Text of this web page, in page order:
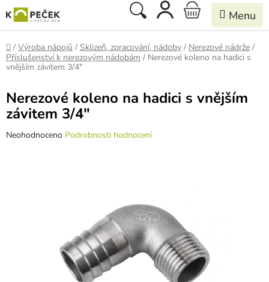
na
obsah
Hledat
NÁKUPNÍ
KOŠÍK
Domů
/ Výroba nápojů / Sklizeň, zpracování, nádoby / Nerezové nádrže /
Příslušenství k nerezovým nádobám / Nerezové koleno na hadici s
vnějším závitem 3/4"
Nerezové koleno na hadici s vnějším
závitem 3/4"
Průměrné
Neohodnoceno Podrobnosti hodnocení